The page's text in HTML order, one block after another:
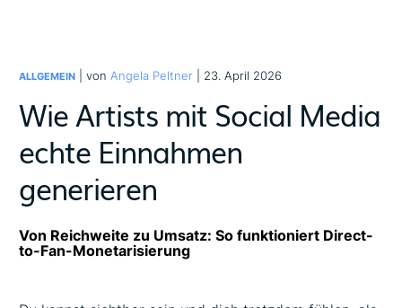
ALLGEMEIN | von Angela Peltner | 23. April 2026
Wie Artists mit Social Media
echte Einnahmen
generieren
Von Reichweite zu Umsatz: So funktioniert Direct-
to-Fan-Monetarisierung